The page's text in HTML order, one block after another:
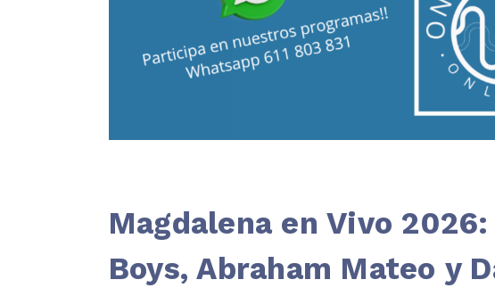
Magdalena en Vivo
Boys, Abraham Mateo y